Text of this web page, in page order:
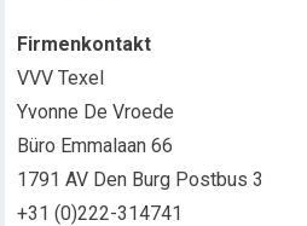
Firmenkontakt
VVV Texel
Yvonne De Vroede
Büro Emmalaan 66
1791 AV Den Burg Postbus 3
+31 (0)222-314741